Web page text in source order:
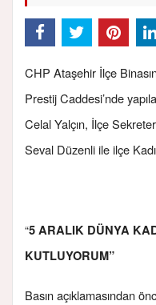
CHP Ataşehir İlçe
Prestij Caddesi’nde
Celal Yalçın, İlçe
Seval Düzenli ile ilçe
“5 ARALIK DÜNYA
KUTLUYORUM”
Basın açıklamasından